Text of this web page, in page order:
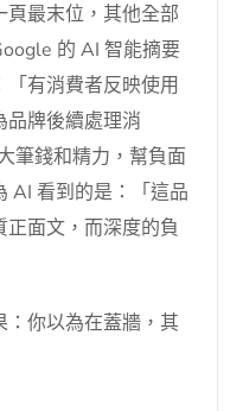
最末位，其他全部
的 AI 智能摘要
有消費者反映使用
品牌後續處理消
筆錢和精力，幫負面
AI 看到的是：「這品
面文，而深度的負
你以為在蓋牆，其